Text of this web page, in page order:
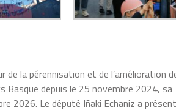
de la pérennisation et de l’amélioration
Basque depuis le 25 novembre 2024, sa
2026. Le député Iñaki Echaniz a